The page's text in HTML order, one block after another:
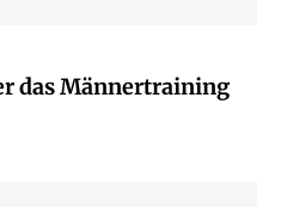
das Männertraining